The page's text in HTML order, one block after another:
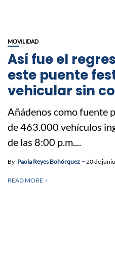
MOVILIDAD
Así fue el
este puente
vehicular sin
Añádenos como fuente
de 463.000 vehículos
de las 8:00 p.m....
By Paola Reyes Bohórquez 20 de
READ MORE